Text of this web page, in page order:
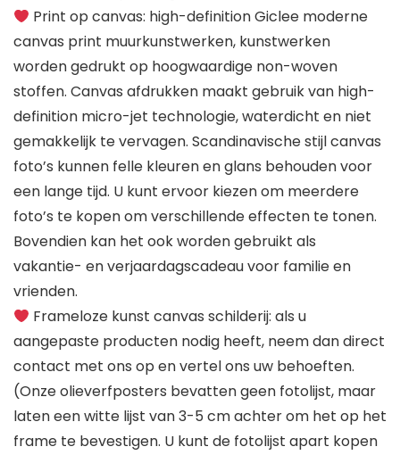
Print op canvas: high-definition Giclee moderne
canvas print muurkunstwerken, kunstwerken
worden gedrukt op hoogwaardige non-woven
stoffen. Canvas afdrukken maakt gebruik van high-
definition micro-jet technologie, waterdicht en niet
gemakkelijk te vervagen. Scandinavische stijl canvas
foto’s kunnen felle kleuren en glans behouden voor
een lange tijd. U kunt ervoor kiezen om meerdere
foto’s te kopen om verschillende effecten te tonen.
Bovendien kan het ook worden gebruikt als
vakantie- en verjaardagscadeau voor familie en
vrienden.
Frameloze kunst canvas schilderij: als u
aangepaste producten nodig heeft, neem dan direct
contact met ons op en vertel ons uw behoeften.
(Onze olieverfposters bevatten geen fotolijst, maar
laten een witte lijst van 3-5 cm achter om het op het
frame te bevestigen. U kunt de fotolijst apart kopen